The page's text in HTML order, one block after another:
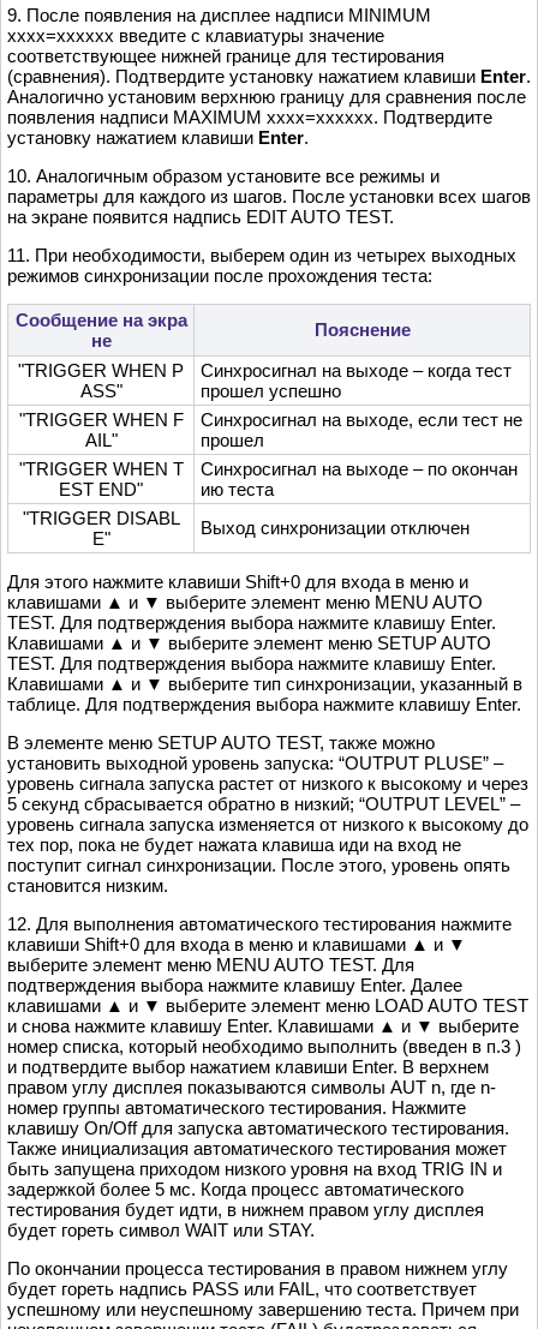
9. После появления на дисплее надписи MINIMUM
xxxx=xxxxxx введите с клавиатуры значение
соответствующее нижней границе для тестирования
(сравнения). Подтвердите установку нажатием клавиши Enter.
Аналогично установим верхнюю границу для сравнения после
появления надписи MAXIMUM xxxx=xxxxxx. Подтвердите
установку нажатием клавиши Enter.
10. Аналогичным образом установите все режимы и
параметры для каждого из шагов. После установки всех шагов
на экране появится надпись EDIT AUTO TEST.
11. При необходимости, выберем один из четырех выходных
режимов синхронизации после прохождения теста:
Сообщение на экра
не
Пояснение
"TRIGGER WHEN P
ASS"
Синхросигнал на выходе – когда тест
прошел успешно
"TRIGGER WHEN F
AIL"
Синхросигнал на выходе, если тест не
прошел
"TRIGGER WHEN T
EST END"
Синхросигнал на выходе – по окончан
ию теста
"TRIGGER DISABL
E"
Выход синхронизации отключен
Для этого нажмите клавиши Shift+0 для входа в меню и
клавишами ▲ и ▼ выберите элемент меню MENU AUTO
TEST. Для подтверждения выбора нажмите клавишу Enter.
Клавишами ▲ и ▼ выберите элемент меню SETUP AUTO
TEST. Для подтверждения выбора нажмите клавишу Enter.
Клавишами ▲ и ▼ выберите тип синхронизации, указанный в
таблице. Для подтверждения выбора нажмите клавишу Enter.
В элементе меню SETUP AUTO TEST, также можно
установить выходной уровень запуска: “OUTPUT PLUSE” –
уровень сигнала запуска растет от низкого к высокому и через
5 секунд сбрасывается обратно в низкий; “OUTPUT LEVEL” –
уровень сигнала запуска изменяется от низкого к высокому до
тех пор, пока не будет нажата клавиша иди на вход не
поступит сигнал синхронизации. После этого, уровень опять
становится низким.
12. Для выполнения автоматического тестирования нажмите
клавиши Shift+0 для входа в меню и клавишами ▲ и ▼
выберите элемент меню MENU AUTO TEST. Для
подтверждения выбора нажмите клавишу Enter. Далее
клавишами ▲ и ▼ выберите элемент меню LOAD AUTO TEST
и снова нажмите клавишу Enter. Клавишами ▲ и ▼ выберите
номер списка, который необходимо выполнить (введен в п.3 )
и подтвердите выбор нажатием клавиши Enter. В верхнем
правом углу дисплея показываются символы AUT n, где n-
номер группы автоматического тестирования. Нажмите
клавишу On/Off для запуска автоматического тестирования.
Также инициализация автоматического тестирования может
быть запущена приходом низкого уровня на вход TRIG IN и
задержкой более 5 мс. Когда процесс автоматического
тестирования будет идти, в нижнем правом углу дисплея
будет гореть символ WAIT или STAY.
По окончании процесса тестирования в правом нижнем углу
будет гореть надпись PASS или FAIL, что соответствует
успешному или неуспешному завершению теста. Причем при